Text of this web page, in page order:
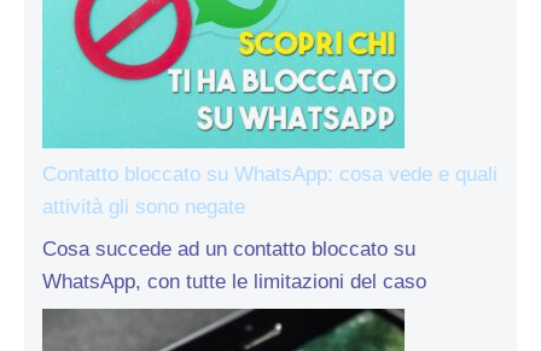
Contatto bloccato su WhatsApp: cosa vede e quali
attività gli sono negate
Cosa succede ad un contatto bloccato su
WhatsApp, con tutte le limitazioni del caso